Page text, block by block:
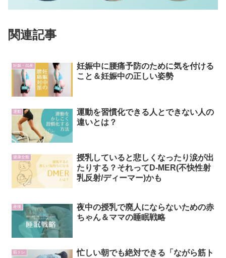
関連記事
妊娠・出産
妊娠中に腰痛予防のために気を付ける
こと＆妊娠中の正しい姿勢
運動
運動を習慣化できる人とできない人の
違いとは？
健康全般
授乳していると悲しくなったり涙が出
たりする？それってD-MER(不快性射
乳反射/ディーマー)かも
産後
夜中の授乳で廃人にならないための赤
ちゃん＆ママの睡眠戦略
筋トレ
忙しい朝でも絶対できる「ながら筋ト